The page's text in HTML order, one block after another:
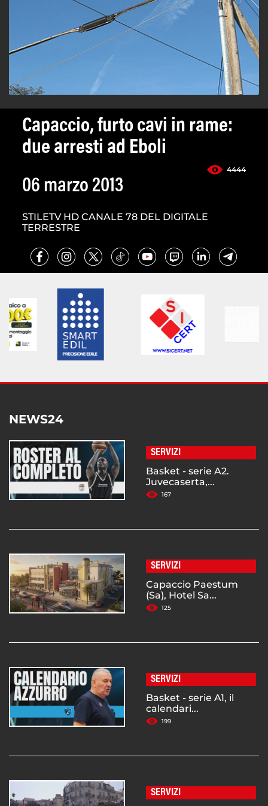
Capaccio, furto cavi in rame:
due arresti ad Eboli
4444
06 marzo 2013
STILETV HD CANALE 78 DEL DIGITALE
TERRESTRE
NEWS24
SERVIZI
Basket - serie A2.
Juvecaserta,...
167
SERVIZI
Capaccio Paestum
(Sa), Hotel Sa...
125
SERVIZI
Basket - serie A1, il
calendari...
199
SERVIZI